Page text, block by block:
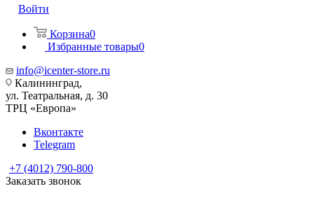
Войти
Корзина0
Избранные товары0
info@icenter-store.ru
Калининград,
ул. Театральная, д. 30
ТРЦ «Европа»
Вконтакте
Telegram
+7 (4012) 790-800
Заказать звонок